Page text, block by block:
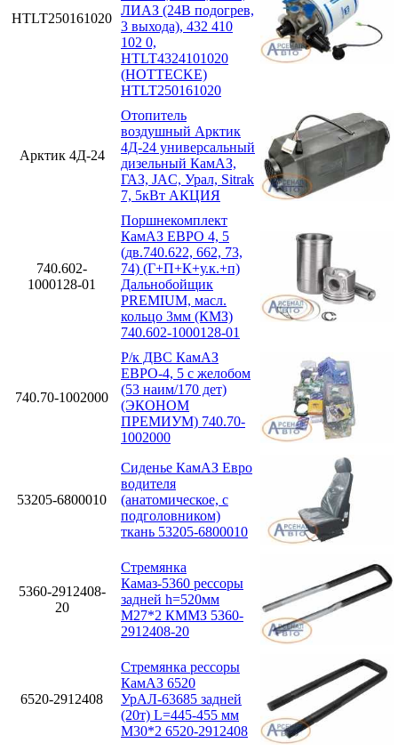
HTLT250161020
ЛИАЗ (24В подогрев,
3 выхода), 432 410
102 0,
HTLT4324101020
(HOTTECKE)
HTLT250161020
Арктик 4Д-24
Отопитель
воздушный Арктик
4Д-24 универсальный
дизельный КамАЗ,
ГАЗ, JAC, Урал, Sitrak
7, 5кВт АКЦИЯ
740.602-
1000128-01
Поршнекомплект
КамАЗ ЕВРО 4, 5
(дв.740.622, 662, 73,
74) (Г+П+К+у.к.+п)
Дальнобойщик
PREMIUM, масл.
кольцо 3мм (КМЗ)
740.602-1000128-01
740.70-1002000
Р/к ДВС КамАЗ
ЕВРО-4, 5 с желобом
(53 наим/170 дет)
(ЭКОНОМ
ПРЕМИУМ) 740.70-
1002000
53205-6800010
Сиденье КамАЗ Евро
водителя
(анатомическое, с
подголовником)
ткань 53205-6800010
5360-2912408-
20
Стремянка
Камаз-5360 рессоры
задней h=520мм
М27*2 КММЗ 5360-
2912408-20
6520-2912408
Стремянка рессоры
КамАЗ 6520
УрАЛ-63685 задней
(20т) L=445-455 мм
М30*2 6520-2912408